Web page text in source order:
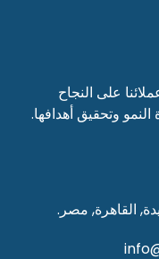
على النجاح
النمو وتحقيق أهدافها.